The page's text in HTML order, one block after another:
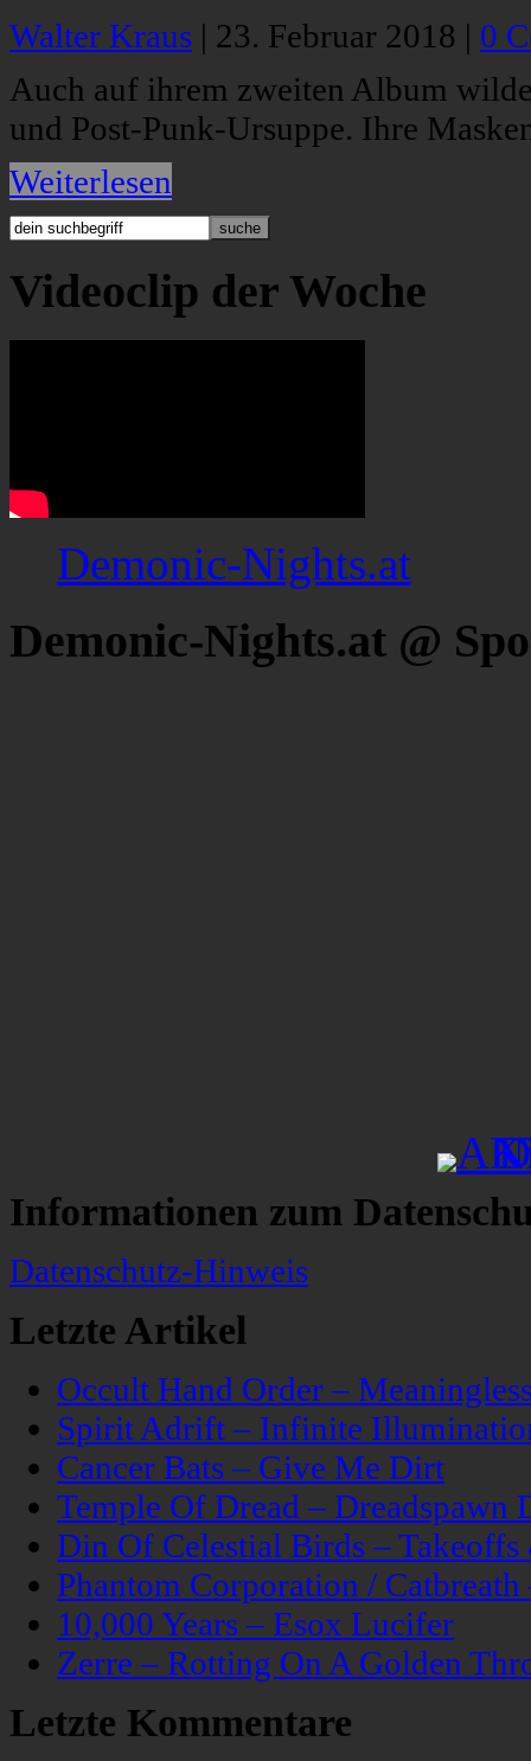
Walter Kraus | 23. Februar 2018 | 0
Auch auf ihrem zweiten Album
und Post-Punk-Ursuppe. Ihre
Weiterlesen
Videoclip der Woche
Demonic-Nights.at
Demonic-Nights.at @
Informationen zum
Datenschutz-Hinweis
Letzte Artikel
Occult Hand Order –
Spirit Adrift – Infinite
Cancer Bats – Give Me Dirt
Temple Of Dread – Dreadspawn
Din Of Celestial Birds –
Phantom Corporation /
10,000 Years – Esox Lucifer
Zerre – Rotting On A Golden
Letzte Kommentare